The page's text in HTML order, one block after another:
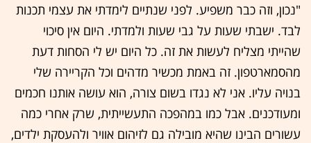
"נכון, וזה כבר משפיע. לפני שנתיים לימדתי את עצמי תכנות
לבד. ישבתי שעות על גבי שעות ולמדתי. היום אין סיכוי
שהייתי מצליח לעשות את זה. כל היום יש לי הסחות דעת
מהסמארטפון. זה באמת מכשיר מדהים וכל הקריירה שלי
בנויה עליו. אני לא נגדו בשום צורה, הוא עושה אותנו חכמים
ומעודכנים. אבל כמו במהפכה התעשייתית, שרק אחרי כמה
עשורים הבינו שהיא מובילה גם לזיהום אוויר ולהעסקת ילדים,